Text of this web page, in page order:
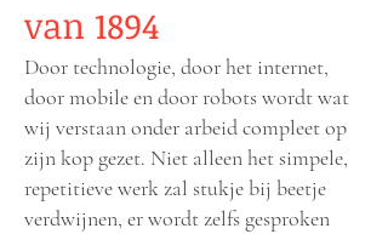
van 1894
Door technologie, door het internet,
door mobile en door robots wordt wat
wij verstaan onder arbeid compleet op
zijn kop gezet. Niet alleen het simpele,
repetitieve werk zal stukje bij beetje
verdwijnen, er wordt zelfs gesproken